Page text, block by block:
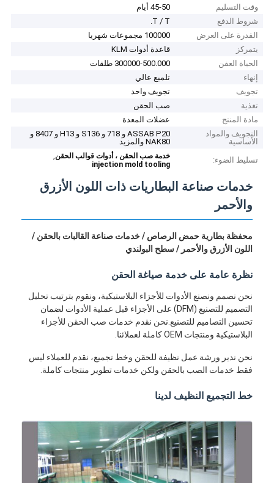
وقت التسليم
45-50 أيام
شروط الدفع
T / T.
القدرة على العرض
100000 مجموعات شهريا
يتمركز
قاعدة أدوات KLM
الحياة العفن
300000-500.000 طلقات
إنهاء
تلميع عالي
تجويف
تجويف واحد
تغذية
صب الحقن
مادة المنتج
عضلات المعدة
التجويف والمواد
الأساسية
ASSAB P20 و 718 و S136 و H13 و 8407 و
NAK80 والمزيد
تسليط الضوء:
خدمة صب الحقن ، أدوات قوالب الحقن,
injection mold tooling
خدمات صناعة البطاريات ذات اللون الأزرق
والأحمر
محفظة بطارية حمض الرصاص / خدمات صناعة القالبات بالحقن /
اللون الأزرق والأحمر / سطح البولندي
نظرة عامة على خدمة صياغة الحقن
نحن نصمم ونصنع الأدوات للأجزاء البلاستيكية، ونقوم بترتيب تحليل
التصميم للتصنيع (DFM) على الأجزاء قبل عملية الأدوات لضمان
تحسين التصاميم للتصنيع.نحن نقدم خدمات صب الحقن للأجزاء
البلاستيكية ومنتجات OEM كاملة لعملائنا.
نحن ندير ورشة عمل نظيفة للحقن وخط تجميع، نقدم للعملاء ليس
فقط خدمات الصب بالحقن ولكن خدمات تطوير منتجات كاملة.
خط التجميع النظيف لدينا